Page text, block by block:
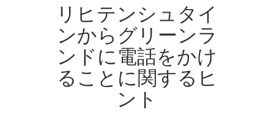
リヒテンシュタイ
ンからグリーンラ
ンドに電話をかけ
ることに関するヒ
ント